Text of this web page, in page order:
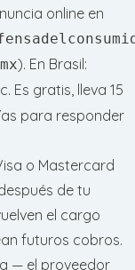
online en
). En Brasil:
Es gratis, lleva 15
para responder
o Mastercard
de tu
el cargo
futuros cobros.
— el proveedor